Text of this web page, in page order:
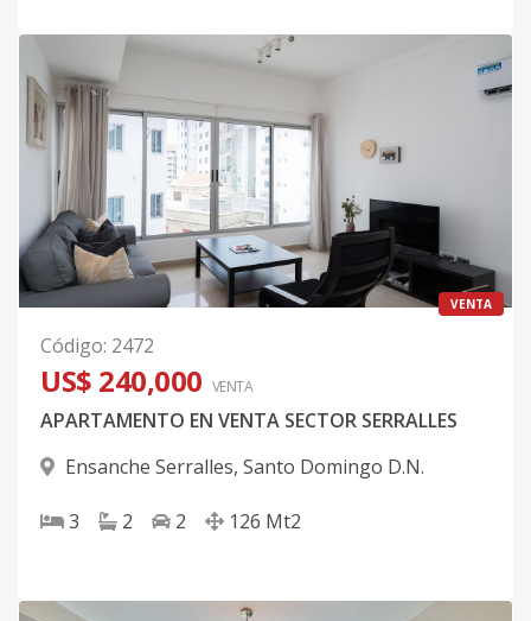
VENTA
Código: 2472
US$ 240,000 VENTA
APARTAMENTO EN VENTA SECTOR SERRALLES
Ensanche Serralles, Santo Domingo D.N.
3 2 2 126 Mt2